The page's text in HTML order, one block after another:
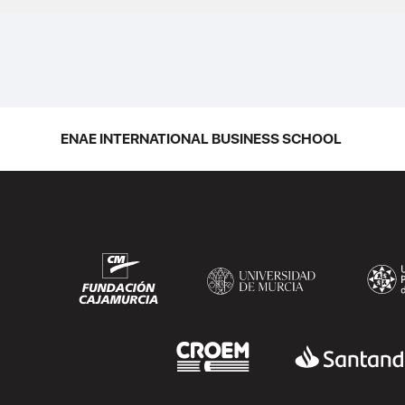
ENAE INTERNATIONAL BUSINESS SCHOOL